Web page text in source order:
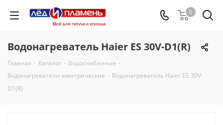
0
Водонагреватель Haier ES 30V-D1(R)
Главная - Каталог - Водоснабжение -
Водонагреватели электрические - Водонагреватель Haier ES 30V-
D1(R)